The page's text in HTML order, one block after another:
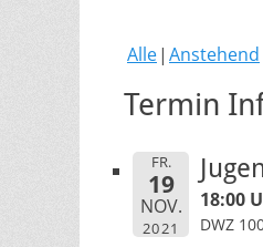
Alle Anstehend
Termin
FR.
19
NOV.
2021
18:00
DWZ